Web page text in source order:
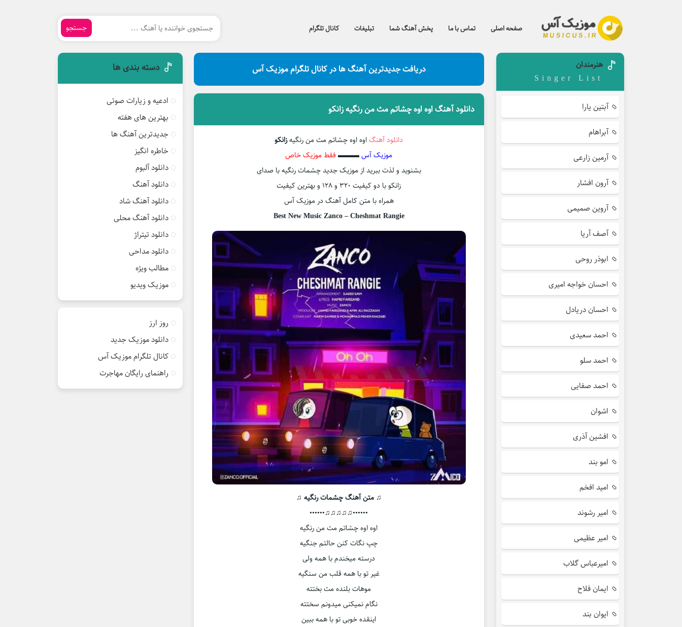
صفحه اصلی تماس با ما پخش آهنگ شما تبلیغات کانال تلگرام جستجو
دریافت جدیدترین آهنگ ها در کانال تلگرام موزیک آس
دانلود آهنگ اوه اوه چشاتم مث من رنگیه زانکو
دانلود آهنگاوه اوه چشاتم مث من رنگیهزانکو
موزیک آس▬▬▬فقط موزیک خاص
بشنوید و لذت ببرید از موزیک جدید چشمات رنگیه با صدای
زانکو با دو کیفیت ۳۲۰ و ۱۲۸ و بهترین کیفیت
همراه با متن کامل آهنگ در موزیک آس
Best New Music Zanco – Cheshmat Rangie
♫ متن آهنگ چشمات رنگیه ♫
••••••♫♫♫♫♫••••••
اوه اوه چشاتم مث من رنگیه
چپ نگات کنن حالتم جنگیه
درسته میخندم با همه ولی
غیر تو با همه قلب من سنگیه
موهات بلنده مث بختته
نگام نمیکنی میدونم سختته
اینقده خوبی تو با همه ببین
هنرمندان
Singer List
آبتین یارا
آبراهام
آرمین زارعی
آرون افشار
آروین صمیمی
آصف آریا
ابوذر روحی
احسان خواجه امیری
احسان دریادل
احمد سعیدی
احمد سلو
احمد صفایی
اشوان
افشین آذری
امو بند
امید افخم
امیر رشوند
امیر عظیمی
امیرعباس گلاب
ایمان فلاح
ایوان بند
دسته بندی ها
ادعیه و زیارات صوتی
بهترین های هفته
جدیدترین آهنگ ها
خاطره انگیز
دانلود آلبوم
دانلود آهنگ
دانلود آهنگ شاد
دانلود آهنگ محلی
دانلود تیتراژ
دانلود مداحی
مطالب ویژه
موزیک ویدیو
روز ارز
دانلود موزیک جدید
کانال تلگرام موزیک آس
راهنمای رایگان مهاجرت